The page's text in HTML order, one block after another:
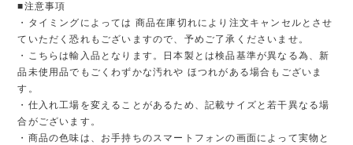
■注意事項
・タイミングによっては 商品在庫切れにより注文キャンセルとさせ
ていただく恐れもございますので、予めご了承くださいませ。
・こちらは輸入品となります。日本製とは検品基準が異なる為、新
品未使用品でもごくわずかな汚れや ほつれがある場合もございま
す。
・仕入れ工場を変えることがあるため、記載サイズと若干異なる場
合がございます。
・商品の色味は、お手持ちのスマートフォンの画面によって実物と